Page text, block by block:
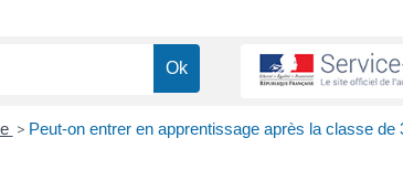
> Peut-on entrer en apprentissage après la classe de